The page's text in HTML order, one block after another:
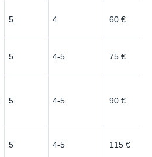
5 4 60 €
5 4-5 75 €
5 4-5 90 €
5 4-5 115 €